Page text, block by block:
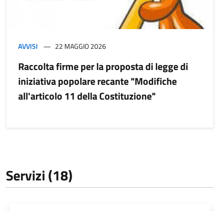
AVVISI 22 MAGGIO 2026
Raccolta firme per la proposta di legge di
iniziativa popolare recante "Modifiche
all'articolo 11 della Costituzione"
Servizi (18)